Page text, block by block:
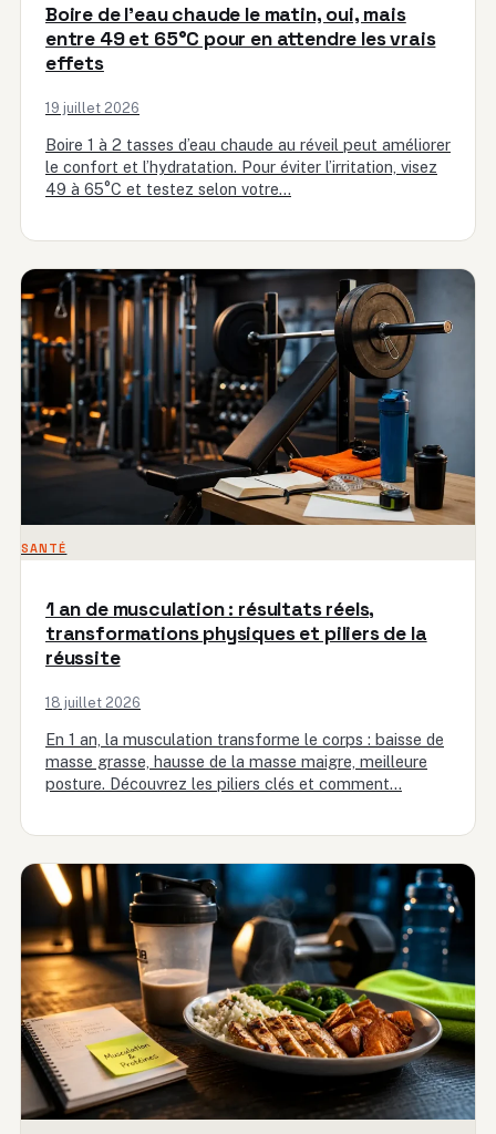
Boire de l’eau chaude le matin, oui, mais
entre 49 et 65°C pour en attendre les vrais
effets
19 juillet 2026
Boire 1 à 2 tasses d’eau chaude au réveil peut améliorer
le confort et l’hydratation. Pour éviter l’irritation, visez
49 à 65°C et testez selon votre…
SANTÉ
1 an de musculation : résultats réels,
transformations physiques et piliers de la
réussite
18 juillet 2026
En 1 an, la musculation transforme le corps : baisse de
masse grasse, hausse de la masse maigre, meilleure
posture. Découvrez les piliers clés et comment…